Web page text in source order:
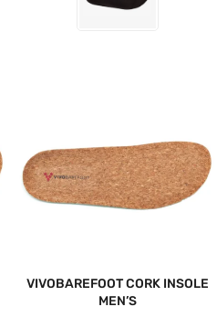
VIVOBAREFOOT CORK INSOLE
MEN’S